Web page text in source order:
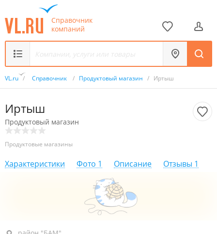
Справочник
компаний
VL.ru / Справочник / Продуктовый магазин / Иртыш
Иртыш
Продуктовый магазин
Продуктовые магазины
Характеристики Фото 1 Описание Отзывы 1